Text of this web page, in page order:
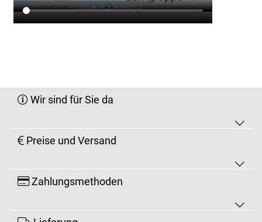
Wir sind für Sie da
Preise und Versand
Zahlungsmethoden